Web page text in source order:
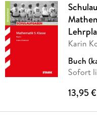
Karin
Buch
Sofort
13,95 €